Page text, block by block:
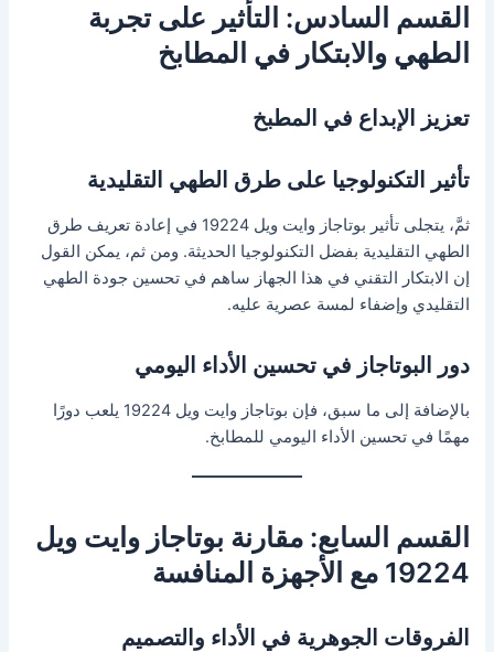
القسم السادس: التأثير على تجربة
الطهي والابتكار في المطابخ
تعزيز الإبداع في المطبخ
تأثير التكنولوجيا على طرق الطهي التقليدية
ثمَّ، يتجلى تأثير بوتاجاز وايت ويل 19224 في إعادة تعريف طرق
الطهي التقليدية بفضل التكنولوجيا الحديثة. ومن ثم، يمكن القول
إن الابتكار التقني في هذا الجهاز ساهم في تحسين جودة الطهي
التقليدي وإضفاء لمسة عصرية عليه.
دور البوتاجاز في تحسين الأداء اليومي
بالإضافة إلى ما سبق، فإن بوتاجاز وايت ويل 19224 يلعب دورًا
مهمًا في تحسين الأداء اليومي للمطابخ.
القسم السابع: مقارنة بوتاجاز وايت ويل
19224 مع الأجهزة المنافسة
الفروقات الجوهرية في الأداء والتصميم